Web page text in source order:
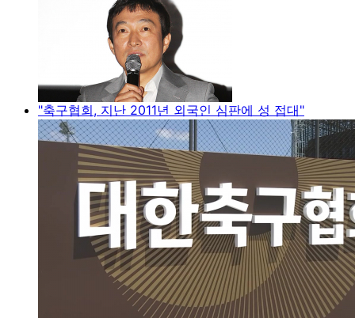
"축구협회, 지난 2011년 외국인 심판에 성 접대"